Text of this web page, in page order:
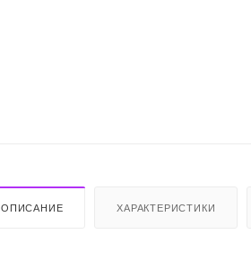
ОПИСАНИЕ ХАРАКТЕРИСТИКИ